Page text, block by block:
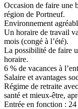
Occasion de faire une
région de Portneuf.
Environnement
Un horaire de travail
mois (congé à l’été).
La possibilité de faire
horaire.
6 % de vacances à
Salaire et avantages
Régime de retraite
santé et mieux-être,
Entrée en fonction :